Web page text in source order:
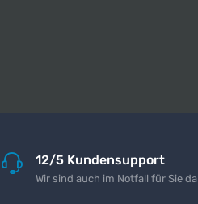
12/5 Kundensupport
Wir sind auch im Notfall für Sie da